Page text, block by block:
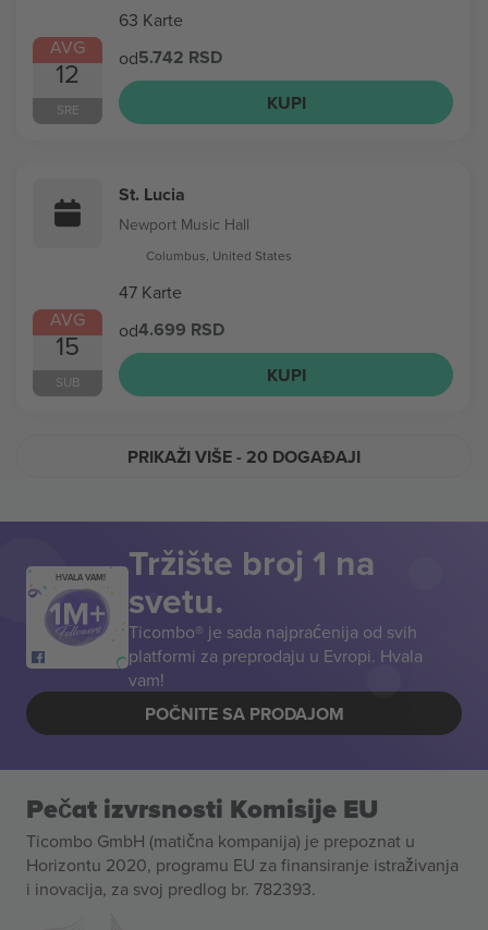
AVG
12
SRE
63 Karte
od5.742 RSD
KUPI
AVG
15
SUB
St. Lucia
Newport Music Hall
Columbus, United States
47 Karte
od4.699 RSD
KUPI
PRIKAŽI VIŠE- 20 DOGAĐAJI
HVALA VAM! Tržište broj 1 na
svetu.
Ticombo® je sada najpraćenija od svih
platformi za preprodaju u Evropi. Hvala
vam!
POČNITE SA PRODAJOM
Pečat izvrsnosti Komisije EU
Ticombo GmbH (matična kompanija) je prepoznat u
Horizontu 2020, programu EU za finansiranje istraživanja
i inovacija, za svoj predlog br. 782393.